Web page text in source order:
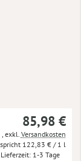
85,98 €
exkl. Versandkosten
122,83 € / 1 l
Lieferzeit 1-3 Tage